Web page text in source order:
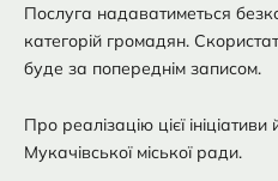
Послуга надаватиметься
категорій громадян.
буде за попереднім записом.
Про реалізацію цієї
Мукачівської міської ради.